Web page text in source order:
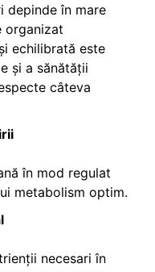
depinde în mare
organizat
echilibrată este
și a sănătății
câteva
în mod regulat
metabolism optim.
necesari în